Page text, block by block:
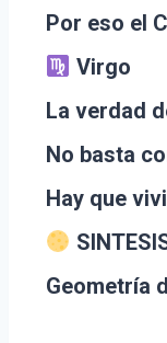
Por eso el
Virgo
La verdad
No basta
Hay que
Geometría